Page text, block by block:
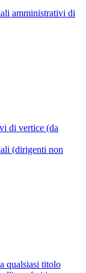
amministrativi di
di vertice (da
(dirigenti non
qualsiasi titolo